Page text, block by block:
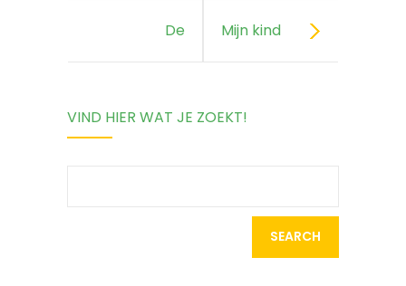
De
van mijn kind
Mijn kind
heimwee
VIND HIER WAT JE ZOEKT!